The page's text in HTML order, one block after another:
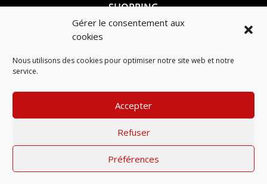
Gérer le consentement aux
cookies
Nous utilisons des cookies pour optimiser notre site web et notre
service.
Accepter
Refuser
Préférences
SHOPPING
SUIVEZ-NOUS
Mentions légales–Politique de confidentialité